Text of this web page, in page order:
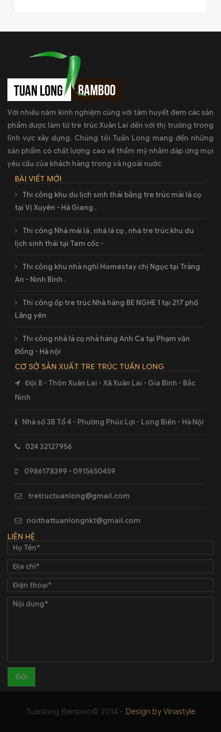
Với nhiều năm kinh nghiệm cùng với tâm huyết đem các sản
phẩm được làm từ tre trúc Xuân Lai đến với thị trường trong
lĩnh vực xây dựng. Chúng tôi Tuấn Long mang đến những
sản phẩm có chất lượng cao về thẩm mỹ nhằm đáp ứng mọi
yêu cầu của khách hàng trong và ngoài nước
BÀI VIẾT MỚI
Thi công khu du lịch sinh thái bằng tre trúc mái lá cọ
tại Vị Xuyên - Hà Giang .
Thi công Nhà mái lá , nhà lá cọ , nhà tre trúc khu du
lịch sinh thái tại Tam cốc -
Thi công khu nhà nghỉ Homestay chị Ngọc tại Tràng
An - Ninh Bình .
Thi công ốp tre trúc Nhà hàng BE NGHE 1 tại 217 phố
Lãng yên
Thi công nhà lá cọ nhà hàng Anh Ca tại Phạm văn
Đồng - Hà nội
CƠ SỞ SẢN XUẤT TRE TRÚC TUẤN LONG
Đội 8 - Thôn Xuân Lai - Xã Xuân Lai - Gia Bình - Bắc
Ninh
Nhà số 3B Tổ 4 - Phường Phúc Lợi - Long Biên - Hà Nội
024 32127956
0986178399 - 0915650459
tretructuanlong@gmail.com
noithattuanlongnkt@gmail.com
LIÊN HỆ
Tuanlong Bamboo© 2014 - Design by Vinastyle